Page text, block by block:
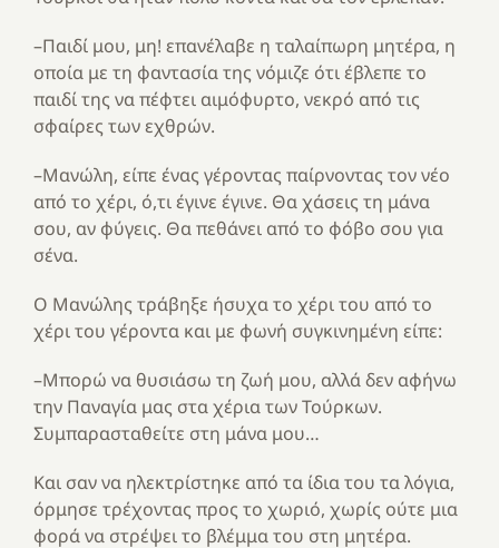
–Παιδί μου, μη! επανέλαβε η ταλαίπωρη μητέρα, η
οποία με τη φαντασία της νόμιζε ότι έβλεπε το
παιδί της να πέφτει αιμόφυρτο, νεκρό από τις
σφαίρες των εχθρών.
–Μανώλη, είπε ένας γέροντας παίρνοντας τον νέο
από το χέρι, ό,τι έγινε έγινε. Θα χάσεις τη μάνα
σου, αν φύγεις. Θα πεθάνει από το φόβο σου για
σένα.
Ο Μανώλης τράβηξε ήσυχα το χέρι του από το
χέρι του γέροντα και με φωνή συγκινημένη είπε:
–Μπορώ να θυσιάσω τη ζωή μου, αλλά δεν αφήνω
την Παναγία μας στα χέρια των Τούρκων.
Συμπαρασταθείτε στη μάνα μου…
Και σαν να ηλεκτρίστηκε από τα ίδια του τα λόγια,
όρμησε τρέχοντας προς το χωριό, χωρίς ούτε μια
φορά να στρέψει το βλέμμα του στη μητέρα.